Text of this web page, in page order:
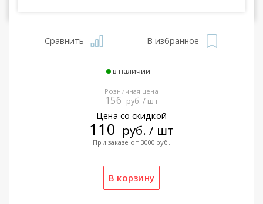
Сравнить В избранное
в наличии
Розничная цена
156 руб. / шт
Цена со скидкой
110 руб. / шт
При заказе от 3000 руб.